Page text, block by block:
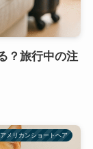
？旅行中の注
アメリカンショートヘア